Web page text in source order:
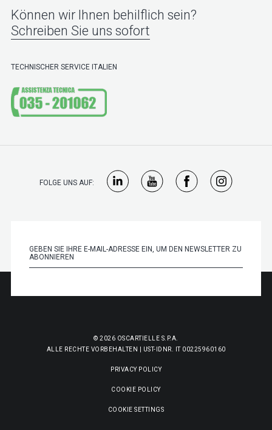
Können wir Ihnen behilflich sein?
Schreiben Sie uns sofort
TECHNISCHER SERVICE ITALIEN
FOLGE UNS AUF:
© 2026 OSCARTIELLE S.P.A.
ALLE RECHTE VORBEHALTEN | UST-IDNR. IT 00225960160
PRIVACY POLICY
COOKIE POLICY
COOKIE SETTINGS